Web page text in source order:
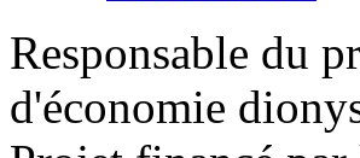
Responsable du
d'économie